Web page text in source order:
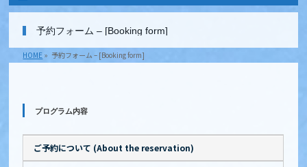
予約フォーム – [Booking form]
HOME » 予約フォーム – [Booking form]
プログラム内容
ご予約について (About the reservation)